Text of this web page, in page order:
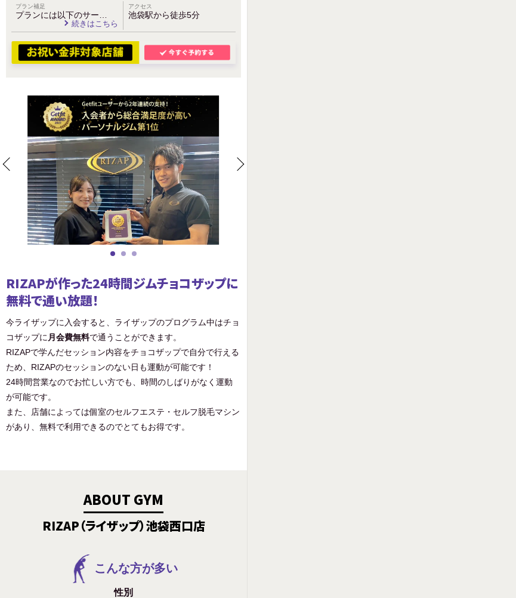
プラン補足
プランには以下のサー…
続きはこちら
アクセス
池袋駅から徒歩5分
RIZAPが作った24時間ジムチョコザップに
無料で通い放題！
今ライザップに入会すると、ライザップのプログラム中はチョ
コザップに 月会費無料で通うことができます。
RIZAPで学んだセッション内容をチョコザップで自分で行える
ため、RIZAPのセッションのない日も運動が可能です！
24時間営業なのでお忙しい方でも、時間のしばりがなく運動
が可能です。
また、店舗によっては個室のセルフエステ・セルフ脱毛マシン
があり、無料で利用できるのでとてもお得です。
ABOUT GYM
RIZAP（ライザップ）池袋西口店
こんな方が多い
性別